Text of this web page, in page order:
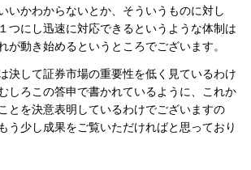
いかわからないとか、そういうものに対し
つにし迅速に対応できるというような体制は
が動き始めるというところでございます。
決して証券市場の重要性を低く見ているわけ
しろこの答申で書かれているように、これか
とを決意表明しているわけでございますの
う少し成果をご覧いただければと思っており